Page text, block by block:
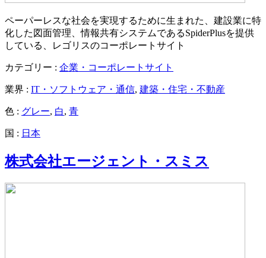
ペーパーレスな社会を実現するために生まれた、建設業に特
化した図面管理、情報共有システムであるSpiderPlusを提供
している、レゴリスのコーポレートサイト
カテゴリー : 企業・コーポレートサイト
業界 : IT・ソフトウェア・通信, 建築・住宅・不動産
色 : グレー, 白, 青
国 : 日本
株式会社エージェント・スミス